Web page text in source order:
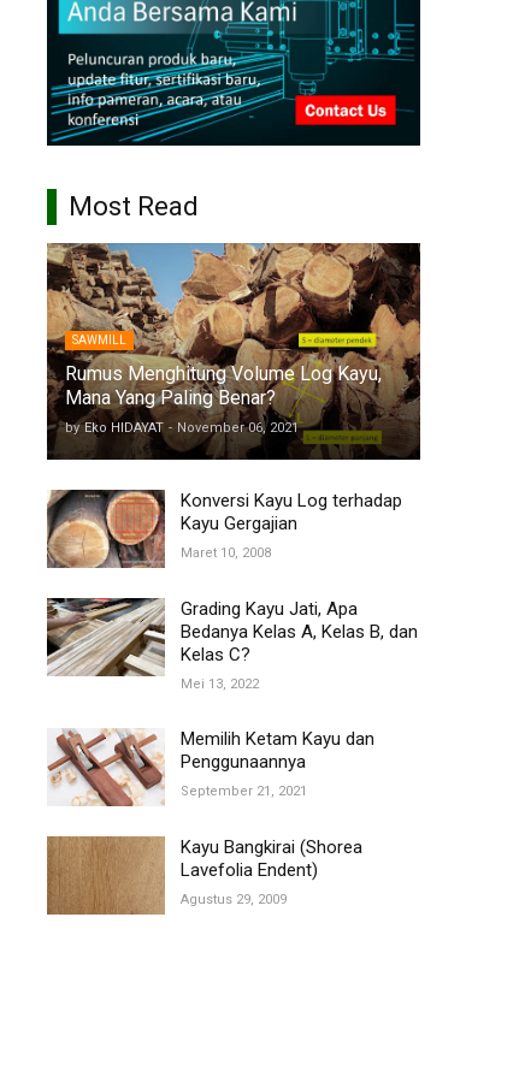
Most Read
SAWMILL
Rumus Menghitung Volume Log Kayu,
Mana Yang Paling Benar?
by Eko HIDAYAT - November 06, 2021
Konversi Kayu Log terhadap
Kayu Gergajian
Maret 10, 2008
Grading Kayu Jati, Apa
Bedanya Kelas A, Kelas B, dan
Kelas C?
Mei 13, 2022
Memilih Ketam Kayu dan
Penggunaannya
September 21, 2021
Kayu Bangkirai (Shorea
Lavefolia Endent)
Agustus 29, 2009